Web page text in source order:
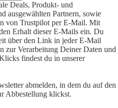
Deals, Produkt- und
ausgewählten Partnern, sowie
von Trustpilot per E-Mail. Mit
Erhalt dieser E-Mails ein. Du
über den Link in jeder E-Mail
zur Verarbeitung Deiner Daten und
findest du in unserer
abmelden, in dem du auf den
Abbestellung klickst.